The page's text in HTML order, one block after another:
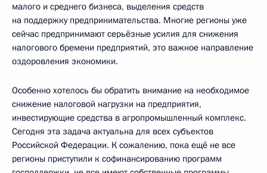
малого и среднего бизнеса, выделения средств
на поддержку предпринимательства. Многие регионы уже
сейчас предпринимают серьёзные усилия для снижения
налогового бремени предприятий, это важное направление
оздоровления экономики.
Особенно хотелось бы обратить внимание на необходимое
снижение налоговой нагрузки на предприятия,
инвестирующие средства в агропромышленный комплекс.
Сегодня эта задача актуальна для всех субъектов
Российской Федерации. К сожалению, пока ещё не все
регионы приступили к софинансированию программ